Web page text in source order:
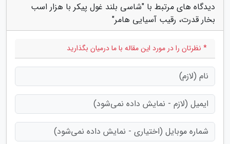
دیدگاه های مرتبط با "شاسی بلند غول پیکر با هزار اسب
بخار قدرت، رقیب آسیایی هامر"
* نظرتان را در مورد این مقاله با ما درمیان بگذارید